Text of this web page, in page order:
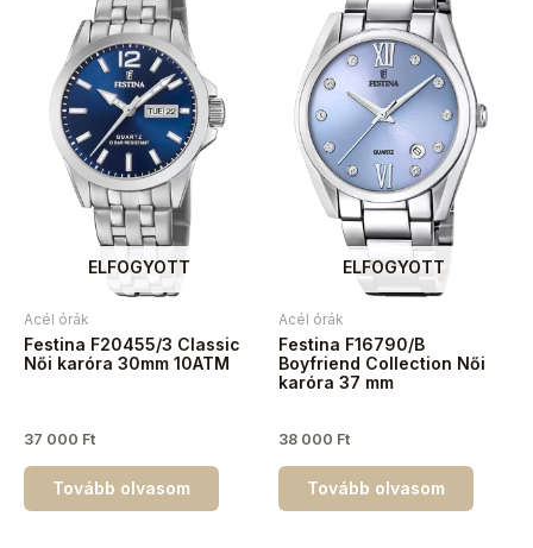
ELFOGYOTT
Acél órák
Festina F20455/3 Classic
Női karóra 30mm 10ATM
37 000 Ft
Tovább olvasom
ELFOGYOTT
Acél órák
Festina F16790/B
Boyfriend Collection Női
karóra 37 mm
38 000 Ft
Tovább olvasom